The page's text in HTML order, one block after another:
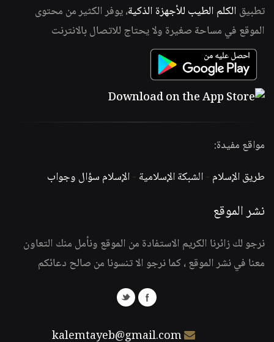
تطبيق الكلم الطيب للأجهزة الذكية، يوفر الكثير من محتوى
الموقع في مساحة صغيرة ولا يحتاج للاتصال بالانترنت
مواقع مفيدة:
طريق الإسلام -الشبكة الإسلامية -الإسلام سؤال وجواب
نشر الموقع
نرجو لك زائرنا الكريم الاستفادة من الموقع ونأمل منك التعاون
معنا في نشر الموقع ، كما نرجو الا تنسونا من صالح دعائكم
kalemtayeb@gmail.com